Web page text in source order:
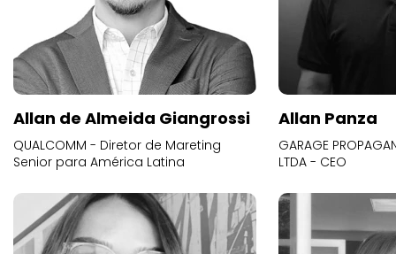
Allan de Almeida Giangrossi
QUALCOMM - Diretor de Mareting
Senior para América Latina
Allan Panza
GARAGE
LTDA - CEO